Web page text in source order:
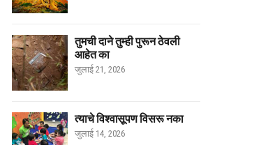
तुमची दाने तुम्ही पुरून ठेवली
आहेत का
जुलाई 21, 2026
त्याचे विश्वासूपण विसरू नका
जुलाई 14, 2026